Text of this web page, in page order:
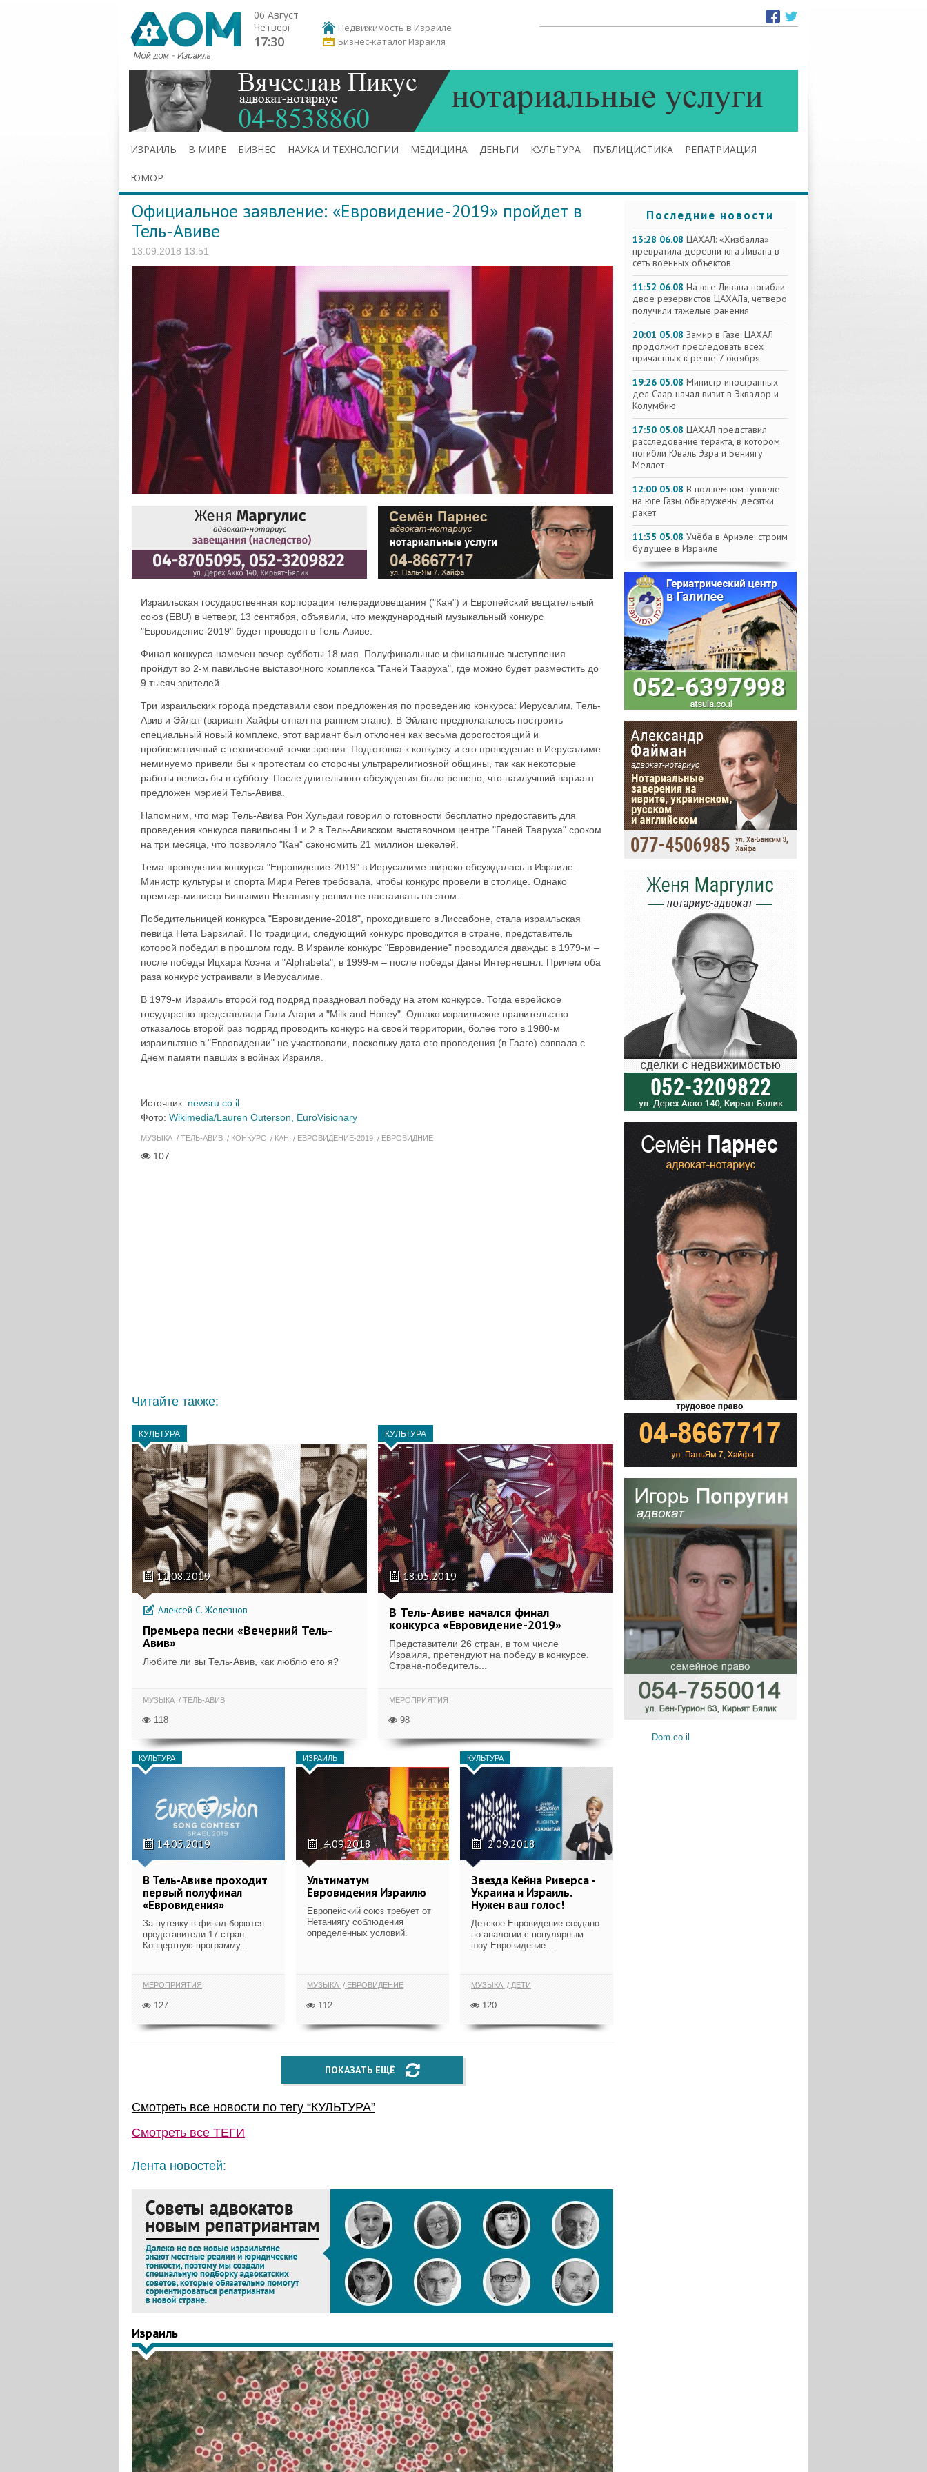
06 Август
Четверг
17:30
Недвижимость в Израиле
Бизнес-каталог Израиля
ИЗРАИЛЬ В МИРЕ БИЗНЕС НАУКА И ТЕХНОЛОГИИ МЕДИЦИНА ДЕНЬГИ КУЛЬТУРА ПУБЛИЦИСТИКА РЕПАТРИАЦИЯ
ЮМОР
Официальное заявление: «Евровидение-2019» пройдет в
Тель-Авиве
13.09.2018 13:51
Израильская государственная корпорация телерадиовещания ("Кан") и Европейский вещательный
союз (EBU) в четверг, 13 сентября, объявили, что международный музыкальный конкурс
"Евровидение-2019" будет проведен в Тель-Авиве.
Финал конкурса намечен вечер субботы 18 мая. Полуфинальные и финальные выступления
пройдут во 2-м павильоне выставочного комплекса "Ганей Тааруха", где можно будет разместить до
9 тысяч зрителей.
Три израильских города представили свои предложения по проведению конкурса: Иерусалим, Тель-
Авив и Эйлат (вариант Хайфы отпал на раннем этапе). В Эйлате предполагалось построить
специальный новый комплекс, этот вариант был отклонен как весьма дорогостоящий и
проблематичный с технической точки зрения. Подготовка к конкурсу и его проведение в Иерусалиме
неминуемо привели бы к протестам со стороны ультрарелигиозной общины, так как некоторые
работы велись бы в субботу. После длительного обсуждения было решено, что наилучший вариант
предложен мэрией Тель-Авива.
Напомним, что мэр Тель-Авива Рон Хульдаи говорил о готовности бесплатно предоставить для
проведения конкурса павильоны 1 и 2 в Тель-Авивском выставочном центре "Ганей Тааруха" сроком
на три месяца, что позволяло "Кан" сэкономить 21 миллион шекелей.
Тема проведения конкурса "Евровидение-2019" в Иерусалиме широко обсуждалась в Израиле.
Министр культуры и спорта Мири Регев требовала, чтобы конкурс провели в столице. Однако
премьер-министр Биньямин Нетаниягу решил не настаивать на этом.
Победительницей конкурса "Евровидение-2018", проходившего в Лиссабоне, стала израильская
певица Нета Барзилай. По традиции, следующий конкурс проводится в стране, представитель
которой победил в прошлом году. В Израиле конкурс "Евровидение" проводился дважды: в 1979-м –
после победы Ицхара Коэна и "Alphabeta", в 1999-м – после победы Даны Интернешнл. Причем оба
раза конкурс устраивали в Иерусалиме.
В 1979-м Израиль второй год подряд праздновал победу на этом конкурсе. Тогда еврейское
государство представляли Гали Атари и "Milk and Honey". Однако израильское правительство
отказалось второй раз подряд проводить конкурс на своей территории, более того в 1980-м
израильтяне в "Евровидении" не участвовали, поскольку дата его проведения (в Гааге) совпала с
Днем памяти павших в войнах Израиля.
Источник: newsru.co.il
Фото: Wikimedia/Lauren Outerson, EuroVisionary
МУЗЫКА ТЕЛЬ-АВИВ КОНКУРС КАН ЕВРОВИДЕНИЕ-2019 ЕВРОВИДНИЕ
107
Читайте также:
КУЛЬТУРА
11.08.2019
Алексей С. Железнов
Премьера песни «Вечерний Тель-
Авив»
Любите ли вы Тель-Авив, как люблю его я?
МУЗЫКА ТЕЛЬ-АВИВ
118
КУЛЬТУРА
18.05.2019
В Тель-Авиве начался финал
конкурса «Евровидение-2019»
Представители 26 стран, в том числе
Израиля, претендуют на победу в конкурсе.
Страна-победитель...
МЕРОПРИЯТИЯ
98
КУЛЬТУРА
14.05.2019
В Тель-Авиве проходит
первый полуфинал
«Евровидения»
За путевку в финал борются
представители 17 стран.
Концертную программу...
МЕРОПРИЯТИЯ
127
ИЗРАИЛЬ
4.09.2018
Ультиматум
Евровидения Израилю
Европейский союз требует от
Нетаниягу соблюдения
определенных условий.
МУЗЫКА ЕВРОВИДЕНИЕ
112
КУЛЬТУРА
2.09.2018
Звезда Кейна Риверса -
Украина и Израиль.
Нужен ваш голос!
Детское Евровидение создано
по аналогии с популярным
шоу Евровидение....
МУЗЫКА ДЕТИ
120
ПОКАЗАТЬ ЕЩЁ
Смотреть все новости по тегу “КУЛЬТУРА”
Смотреть все ТЕГИ
Лента новостей:
Израиль
Последние новости
13:28 06.08 ЦАХАЛ: «Хизбалла»
превратила деревни юга Ливана в
сеть военных объектов
11:52 06.08 На юге Ливана погибли
двое резервистов ЦАХАЛа, четверо
получили тяжелые ранения
20:01 05.08 Замир в Газе: ЦАХАЛ
продолжит преследовать всех
причастных к резне 7 октября
19:26 05.08 Министр иностранных
дел Саар начал визит в Эквадор и
Колумбию
17:50 05.08 ЦАХАЛ представил
расследование теракта, в котором
погибли Юваль Эзра и Бениягу
Меллет
12:00 05.08 В подземном туннеле
на юге Газы обнаружены десятки
ракет
11:35 05.08 Учёба в Ариэле: строим
будущее в Израиле
Dom.co.il